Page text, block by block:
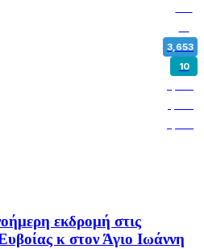
3,653
10
εκδρομή στις
κ στον Άγιο Ιωάννη